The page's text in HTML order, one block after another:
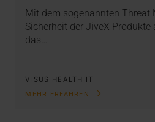
Mit dem sogenannten Threat
Sicherheit der JiveX Produkte
das…
VISUS HEALTH IT
MEHR ERFAHREN